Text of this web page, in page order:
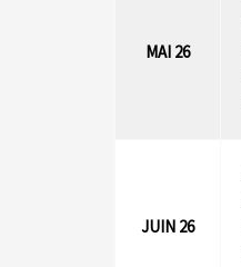
MAI 26
JUIN 26